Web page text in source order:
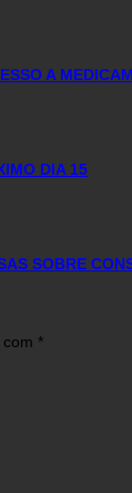
A
DIA 15
SOBRE
*